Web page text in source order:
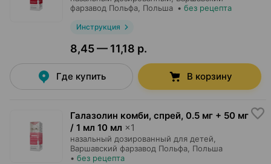
фарзавод Польфа, Польша • без рецепта
Инструкция
8,45 — 11,18 р.
Где купить В корзину
Галазолин комби, спрей, 0.5 мг + 50 мг
/ 1 мл 10 мл ×1
назальный дозированный для детей,
Варшавский фарзавод Польфа, Польша
• без рецепта